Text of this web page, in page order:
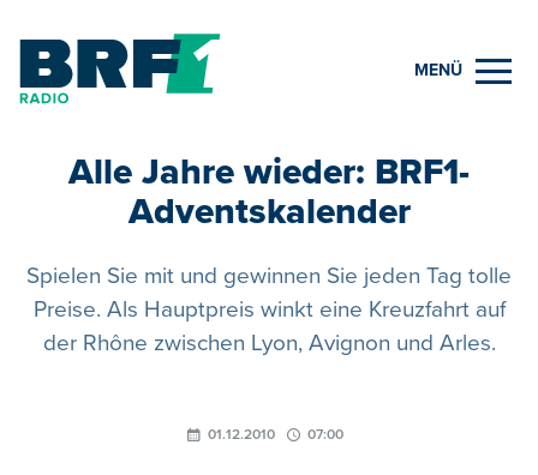
MENÜ
Alle Jahre wieder: BRF1-
Adventskalender
Spielen Sie mit und gewinnen Sie jeden Tag tolle
Preise. Als Hauptpreis winkt eine Kreuzfahrt auf
der Rhône zwischen Lyon, Avignon und Arles.
01.12.2010 07:00